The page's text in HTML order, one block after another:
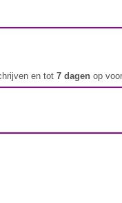
en tot7 dagenop